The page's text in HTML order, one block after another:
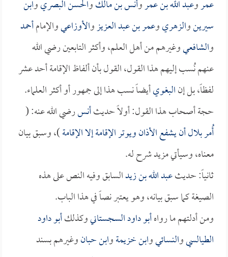
عمروعبد الله بن عمروأنس بن مالكوالحسن البصريوابن
سيرينوالزهريوعمر بن عبد العزيزوالأوزاعيوالإمامأحمد
والشافعيوغيرهم من أهل العلم، وأكثر التابعين رضي الله
عنهم نُسب إليهم هذا القول، القول بأن ألفاظ الإقامة أحد عشر
لفظاً، بل إنالبغويأيضاً نسب هذا إلى جمهور أو أكثر العلماء.
حجة أصحاب هذا القول: أولاً حديثأنسرضي الله عنه: (
أُمربلالأن يشفع الأذان ويوتر الإقامة إلا الإقامة)، وسبق بيان
معناه، وسيأتي مزيد شرح له.
ثانياً: حديثعبد الله بن زيدالسابق وفيه النص على هذه
الصيغة كما سبق بيانه، وهو يعتبر نصاً في هذا الباب.
ومن أدلتهم ما رواهأبو داود السجستانيوكذلكأبو داود
الطيالسيوالنسائيوابن خزيمةوابن حبانوغيرهم بسند